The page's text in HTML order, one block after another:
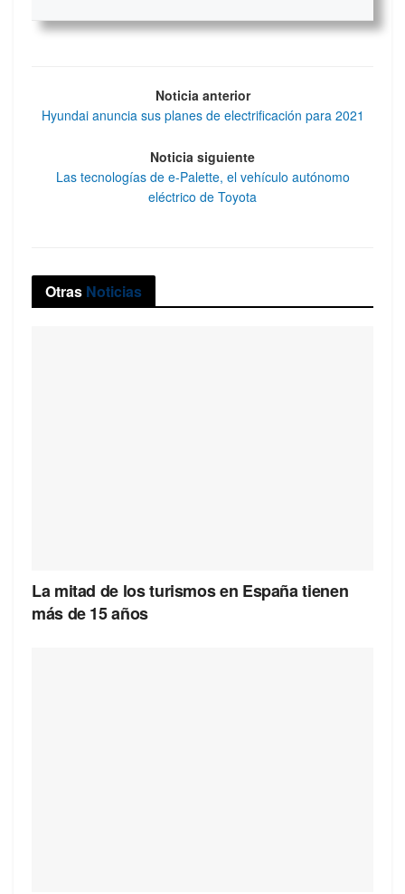
Noticia anterior
Hyundai anuncia sus planes de electrificación para 2021
Noticia siguiente
Las tecnologías de e-Palette, el vehículo autónomo
eléctrico de Toyota
Otras Noticias
La mitad de los turismos en España tienen
más de 15 años